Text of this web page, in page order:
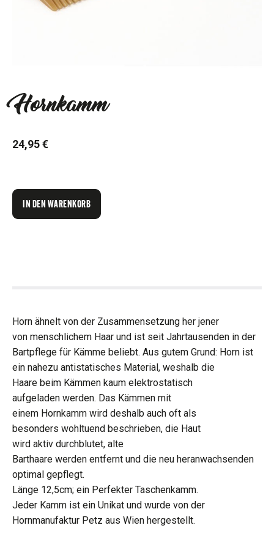
Hornkamm
24,95 €
IN DEN WARENKORB
Horn ähnelt von der Zusammensetzung her jener
von menschlichem Haar und ist seit Jahrtausenden in der
Bartpflege für Kämme beliebt. Aus gutem Grund: Horn ist
ein nahezu antistatisches Material, weshalb die
Haare beim Kämmen kaum elektrostatisch
aufgeladen werden. Das Kämmen mit
einem Hornkamm wird deshalb auch oft als
besonders wohltuend beschrieben, die Haut
wird aktiv durchblutet, alte
Barthaare werden entfernt und die neu heranwachsenden
optimal gepflegt.
Länge 12,5cm; ein Perfekter Taschenkamm.
Jeder Kamm ist ein Unikat und wurde von der
Hornmanufaktur Petz aus Wien hergestellt.